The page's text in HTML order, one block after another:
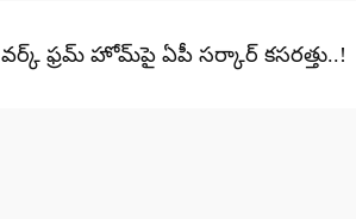
వర్క్ ఫ్రమ్ హోమ్‌పై ఏపీ సర్కార్ కసరత్తు..!